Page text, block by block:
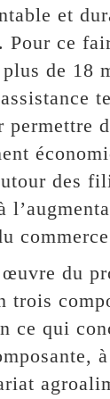
et
Pour ce
de 18
permettre
des
du
trois
ce qui